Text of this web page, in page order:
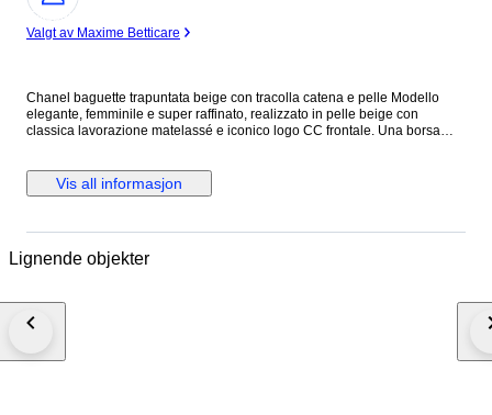
Ekspert
Valgt av Maxime Betticare
Chanel baguette trapuntata beige con tracolla catena e pelle Modello
elegante, femminile e super raffinato, realizzato in pelle beige con
classica lavorazione matelassé e iconico logo CC frontale. Una borsa
mentre la tracolla con intreccio pelle e catena aggiunge subito un tocco
luxury riconoscibile. Colore neutro e luminoso, facilissimo da abbinare in
Vis all informasjon
Lignende objekter